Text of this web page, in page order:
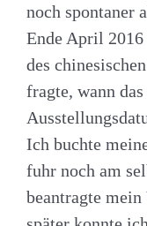
noch spontaner
Ende April
des
fragte, wann
Ich buchte
fuhr noch am
beantragte